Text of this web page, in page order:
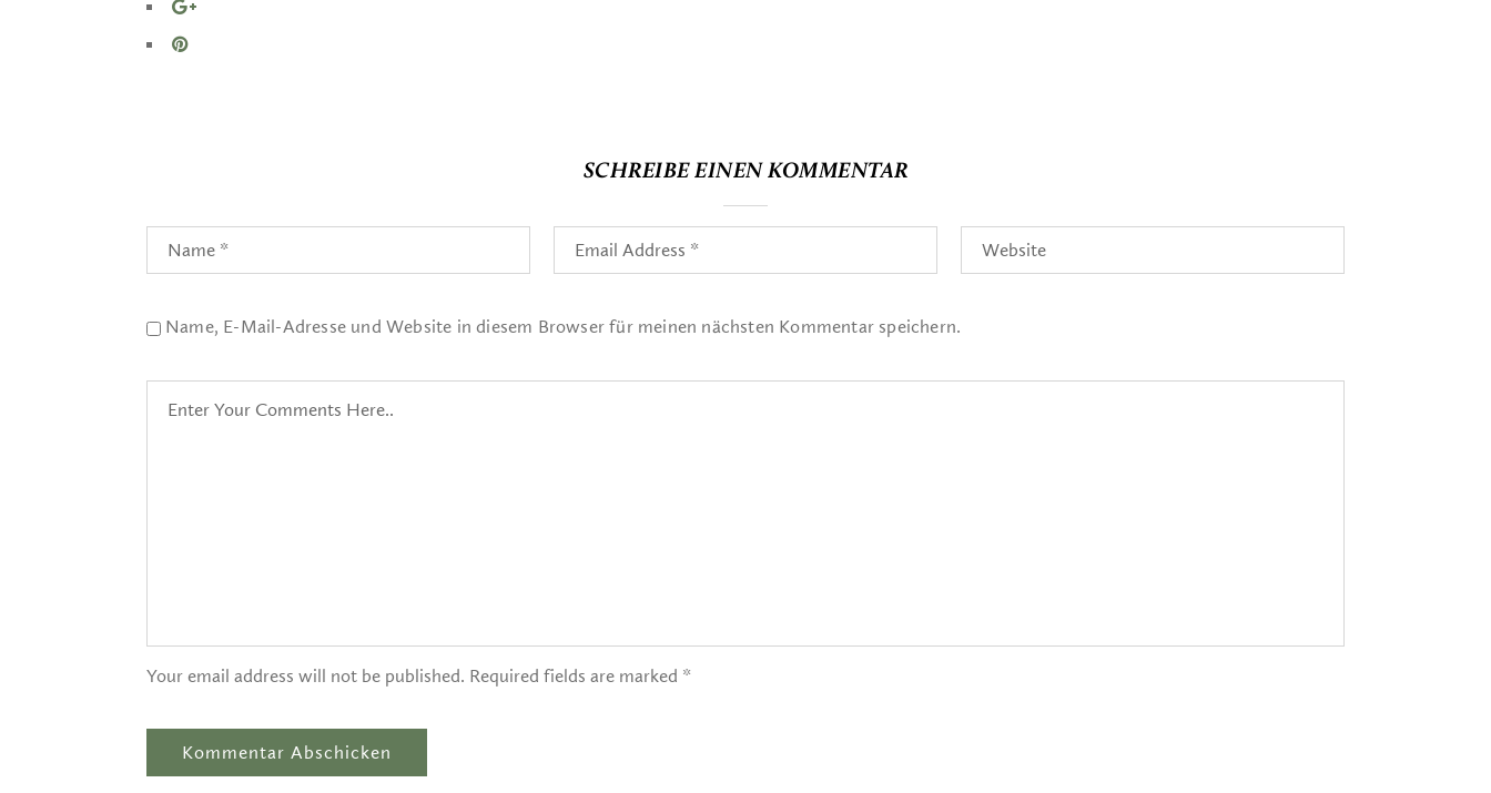
SCHREIBE EINEN KOMMENTAR
Name, E-Mail-Adresse und Website in diesem Browser für meinen nächsten Kommentar speichern.
Your email address will not be published. Required fields are marked *